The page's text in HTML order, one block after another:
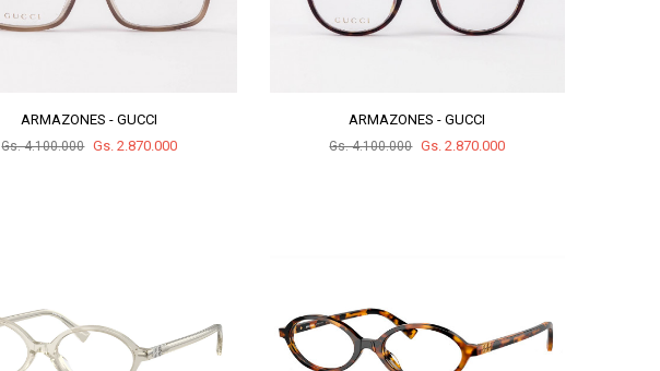
ARMAZONES - GUCCI
Gs. 4.100.000 Gs. 2.870.000
ARMAZONES - GUCCI
Gs. 4.100.000 Gs. 2.870.000